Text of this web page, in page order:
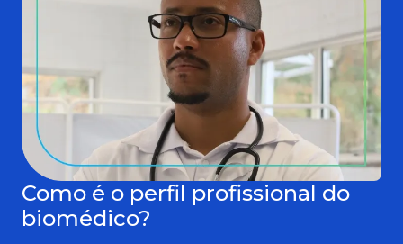
Como é o perfil profissional do
biomédico?